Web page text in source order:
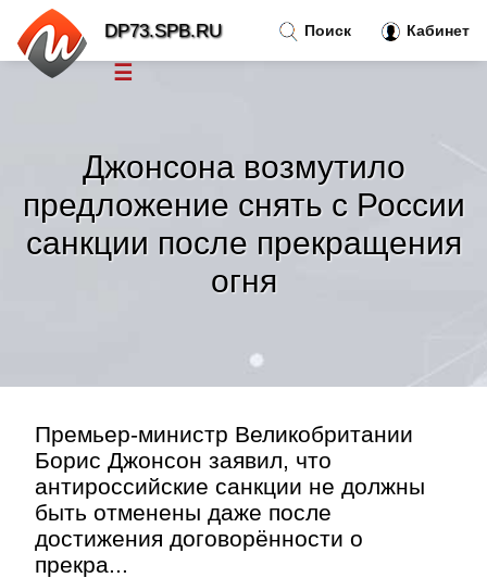
Джонсона возмутило
предложение снять с России
санкции после прекращения
огня
Премьер-министр Великобритании
Борис Джонсон заявил, что
антироссийские санкции не должны
быть отменены даже после
достижения договорённости о
прекра...
Поиск Кабинет
DP73.SPB.RU
☰
Тренды новостей»
Рубрики»